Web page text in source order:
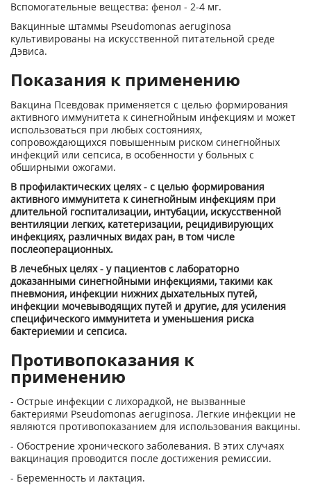
Вспомогательные вещества: фенол - 2-4 мг.
Вакцинные штаммы Pseudomonas aeruginosa
культивированы на искусственной питательной среде
Дэвиса.
Показания к применению
Вакцина Псевдовак применяется с целью формирования
активного иммунитета к синегнойным инфекциям и может
использоваться при любых состояниях,
сопровождающихся повышенным риском синегнойных
инфекций или сепсиса, в особенности у больных с
обширными ожогами.
В профилактических целях - с целью формирования
активного иммунитета к синегнойным инфекциям при
длительной госпитализации, интубации, искусственной
вентиляции легких, катетеризации, рецидивирующих
инфекциях, различных видах ран, в том числе
послеоперационных.
В лечебных целях - у пациентов с лабораторно
доказанными синегнойными инфекциями, такими как
пневмония, инфекции нижних дыхательных путей,
инфекции мочевыводящих путей и другие, для усиления
специфического иммунитета и уменьшения риска
бактериемии и сепсиса.
Противопоказания к
применению
- Острые инфекции с лихорадкой, не вызванные
бактериями Pseudomonas aeruginosa. Легкие инфекции не
являются противопоказанием для использования вакцины.
- Обострение хронического заболевания. В этих случаях
вакцинация проводится после достижения ремиссии.
- Беременность и лактация.